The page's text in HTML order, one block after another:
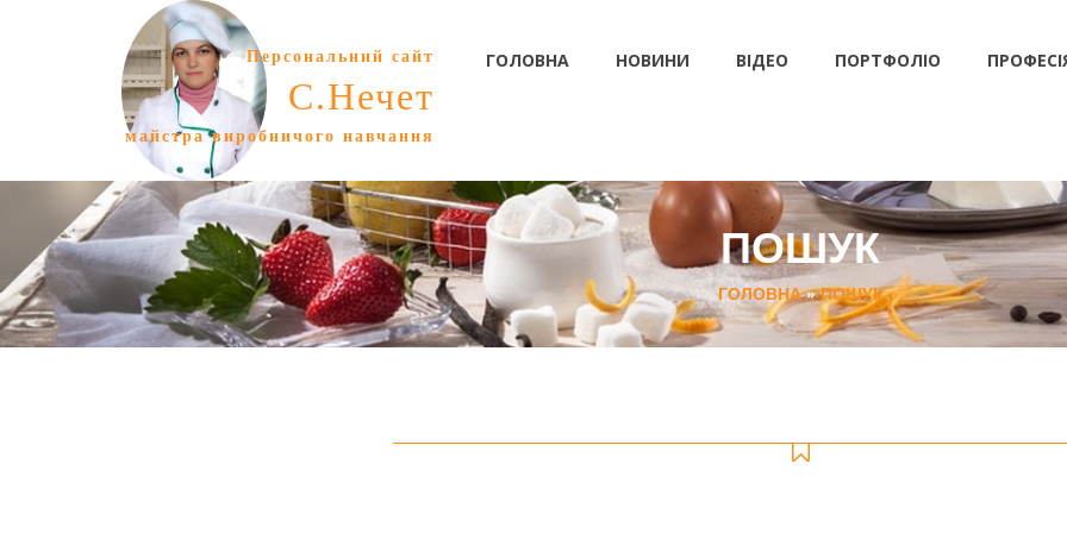
Персональний сайт
С.Нечет
майстра виробничого навчання
ГОЛОВНА НОВИНИ ВІДЕО ПОРТФОЛІО
ПОШУК
ГОЛОВНА»ПОШУК